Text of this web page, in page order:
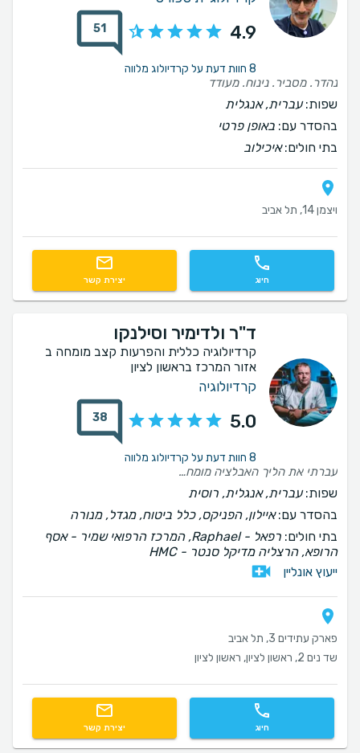
4.9
51
8 חוות דעת על קרדיולוג מלווה
נהדר. מסביר. נינוח. מעודד
שפות:עברית, אנגלית
בהסדר עם: באופן פרטי
בתי חולים:איכילוב
ויצמן 14, תל אביב
חיוג יצירת קשר
ד"ר ולדימיר וסילנקו
קרדיולוגיה כללית והפרעות קצב מומחה ב
אזור המרכז בראשון לציון
קרדיולוגיה
5.0
38
8 חוות דעת על קרדיולוג מלווה
עברתי את הליך האבלציה מומחה מצוין בתחומו, הסביר הכל באופן מלא לפני ההליך ובמהלכו ומה שלא פחות חשוב - יש לו גישה אנושית ממליץ בחום
שפות:עברית, אנגלית, רוסית
בהסדר עם:איילון, הפניקס, כלל ביטוח, מגדל, מנורה
בתי חולים:
רפאל - Raphael, המרכז הרפואי שמיר - אסף
הרופא, הרצליה מדיקל סנטר - HMC
ייעוץ אונליין
פארק עתידים 3, תל אביב
שד נים 2, ראשון לציון, ראשון לציון
חיוג יצירת קשר